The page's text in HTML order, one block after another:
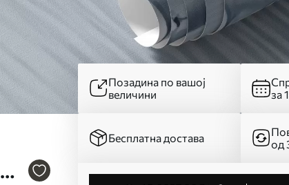
Позадина по вашој
величини
за
Бесплатна достава
од